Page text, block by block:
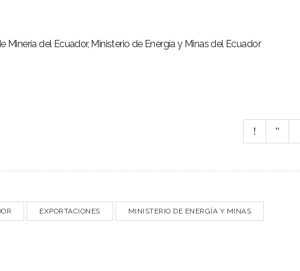
Minería del Ecuador, Ministerio de Energía y Minas del Ecuador
EXPORTACIONES MINISTERIO DE ENERGÍA Y MINAS